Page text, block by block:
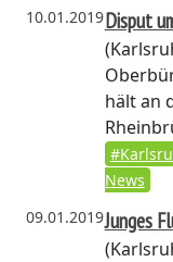
10.01.2019Disput
hält an
News
09.01.2019Junges